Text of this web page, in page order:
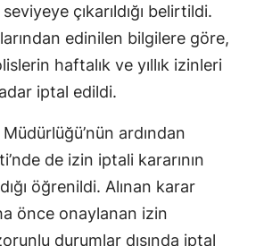
çıkarıldığı belirtildi.
edinilen bilgilere göre,
haftalık ve yıllık izinleri
iptal edildi.
ardından
de izin iptali kararının
öğrenildi. Alınan karar
önce onaylanan izin
durumlar dışında iptal